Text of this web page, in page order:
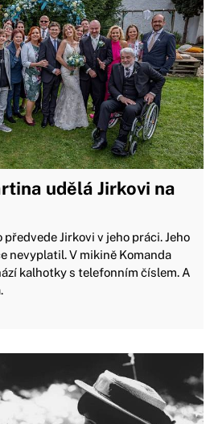
udělá Jirkovi na
Jirkovi v jeho práci. Jeho
nevyplatil. V mikině Komanda
kalhotky s telefonním číslem. A